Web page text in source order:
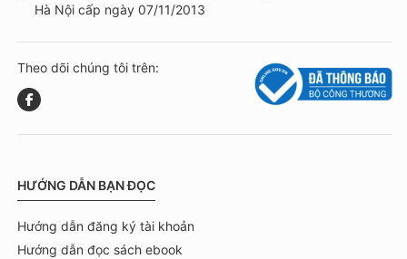
Hà Nội cấp ngày 07/11/2013
Theo dõi chúng tôi trên:
HƯỚNG DẪN BẠN ĐỌC
Hướng dẫn đăng ký tài khoản
Hướng dẫn đọc sách ebook